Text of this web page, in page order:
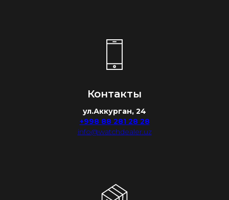
Контакты
ул.Аккурган, 24
+998 88 281 28 28
info@watchdealer.uz